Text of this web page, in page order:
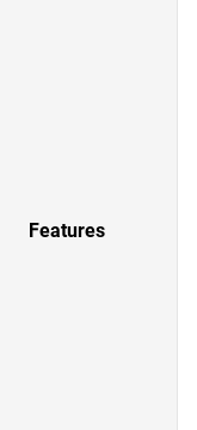
Features